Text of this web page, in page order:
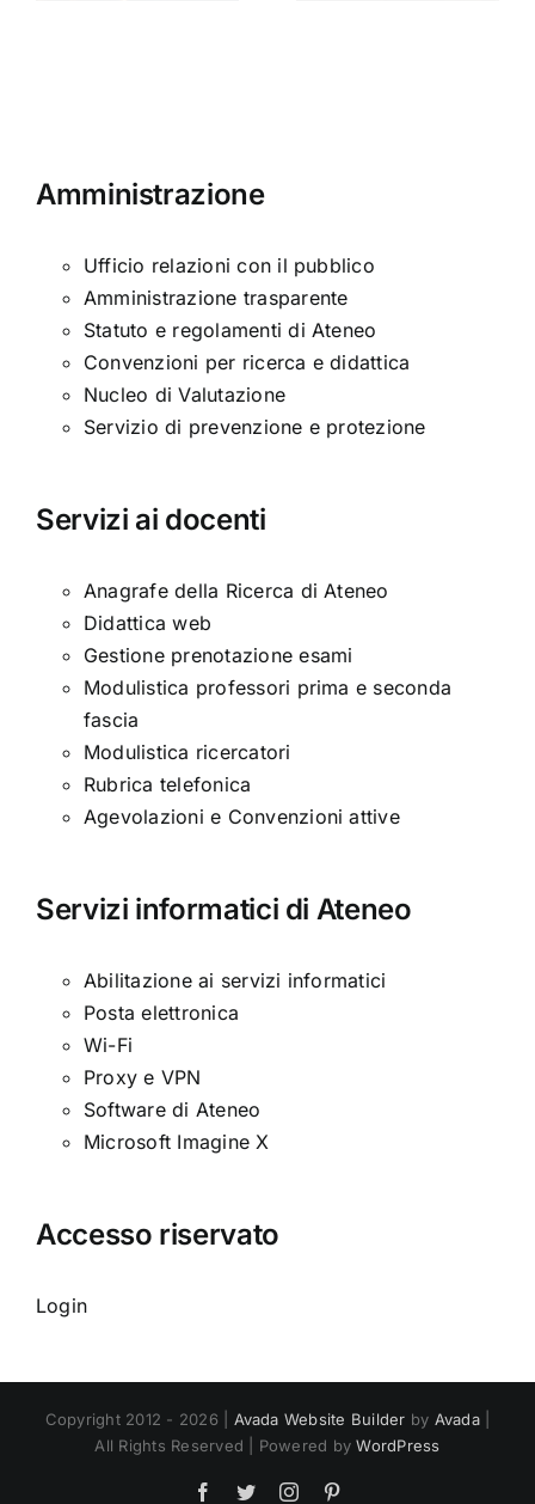
Amministrazione
Ufficio relazioni con il pubblico
Amministrazione trasparente
Statuto e regolamenti di Ateneo
Convenzioni per ricerca e didattica
Nucleo di Valutazione
Servizio di prevenzione e protezione
Servizi ai docenti
Anagrafe della Ricerca di Ateneo
Didattica web
Gestione prenotazione esami
Modulistica professori prima e seconda
fascia
Modulistica ricercatori
Rubrica telefonica
Agevolazioni e Convenzioni attive
Servizi informatici di Ateneo
Abilitazione ai servizi informatici
Posta elettronica
Wi-Fi
Proxy e VPN
Software di Ateneo
Microsoft Imagine X
Accesso riservato
Login
Copyright 2012 - 2026 | Avada Website Builder by Avada|
All Rights Reserved | Powered byWordPress
Facebook
TwitterInstagram